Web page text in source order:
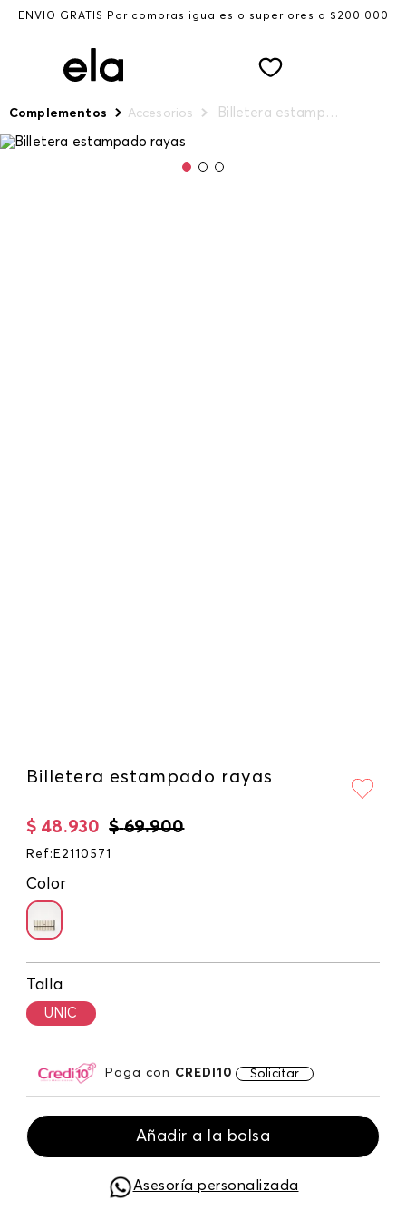
ENVÍO GRATIS Por compras iguales o superiores a $200.000
Complementos Accesorios Billetera estampado rayas
Billetera estampado rayas
$ 69.900
$ 48.930
Ref : E2110571
Color
Talla
UNIC
Paga con CREDI10 Solicitar
Añadir a la bolsa
Asesoría personalizada